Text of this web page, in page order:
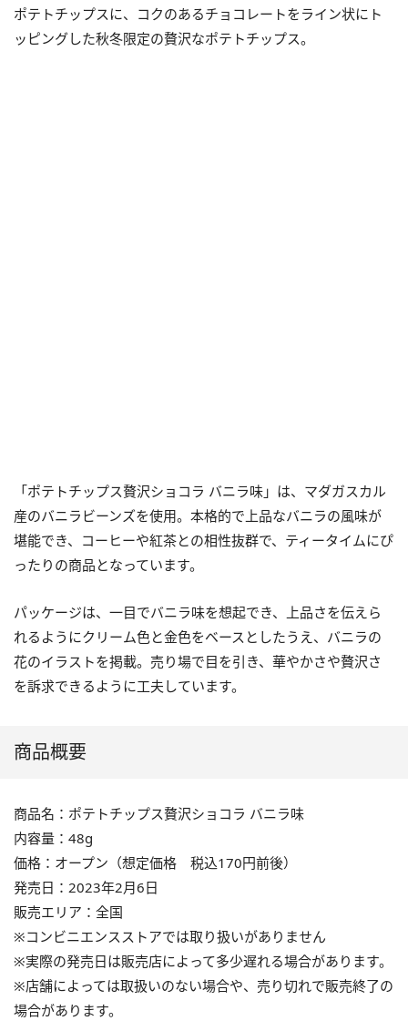
ポテトチップスに、コクのあるチョコレートをライン状にト
ッピングした秋冬限定の贅沢なポテトチップス。
「ポテトチップス贅沢ショコラ バニラ味」は、マダガスカル
産のバニラビーンズを使用。本格的で上品なバニラの風味が
堪能でき、コーヒーや紅茶との相性抜群で、ティータイムにぴ
ったりの商品となっています。
パッケージは、一目でバニラ味を想起でき、上品さを伝えら
れるようにクリーム色と金色をベースとしたうえ、バニラの
花のイラストを掲載。売り場で目を引き、華やかさや贅沢さ
を訴求できるように工夫しています。
商品概要
商品名：ポテトチップス贅沢ショコラ バニラ味
内容量：48g
価格：オープン（想定価格 税込170円前後）
発売日：2023年2月6日
販売エリア：全国
※コンビニエンスストアでは取り扱いがありません
※実際の発売日は販売店によって多少遅れる場合があります。
※店舗によっては取扱いのない場合や、売り切れで販売終了の
場合があります。